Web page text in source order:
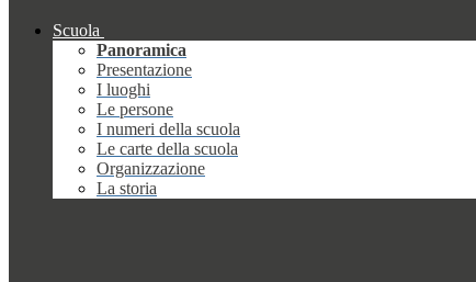
Scuola
Panoramica
Presentazione
I luoghi
Le persone
I numeri della scuola
Le carte della scuola
Organizzazione
La storia